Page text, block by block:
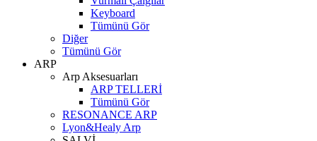
Keyboard
Tümünü Gör
Diğer
Tümünü Gör
ARP
Arp Aksesuarları
ARP TELLERİ
Tümünü Gör
RESONANCE ARP
Lyon&Healy Arp